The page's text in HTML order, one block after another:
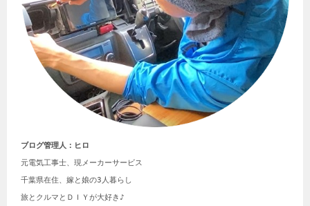
ブログ管理人：ヒロ
元電気工事士、現メーカーサービス
千葉県在住、嫁と娘の3人暮らし
旅とクルマとＤＩＹが大好き♪